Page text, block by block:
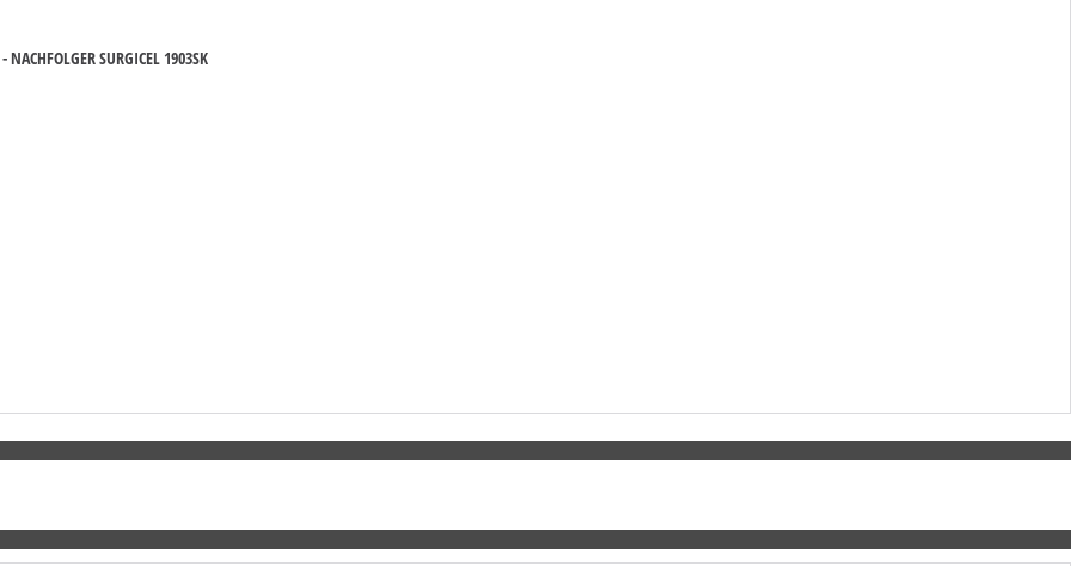
SURGICEL 1903SK